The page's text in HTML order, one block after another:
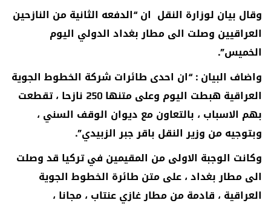
وقال بيان لوزارة النقل ان “الدفعه الثانية من النازحين
العراقيين وصلت الى مطار بغداد الدولي اليوم
الخميس”.
واضاف البيان : “ان احدى طائرات شركة الخطوط الجوية
العراقية هبطت اليوم وعلى متنها 250 نازحا ، تقطعت
بهم الاسباب ، بالتعاون مع ديوان الوقف السني ،
وبتوجيه من وزير النقل باقر جبر الزبيدي”.
وكانت الوجبة الاولى من المقيمين في تركيا قد وصلت
الى مطار بغداد ، على متن طائرة الخطوط الجوية
العراقية ، قادمة من مطار غازي عنتاب ، مجانا ،